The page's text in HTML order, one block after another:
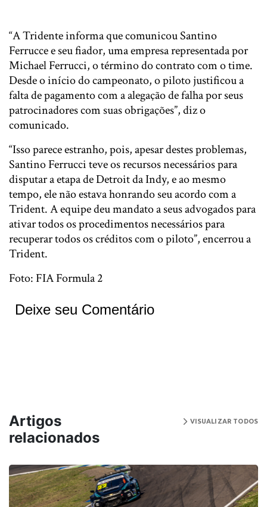
“A Tridente informa que comunicou Santino
Ferrucce e seu fiador, uma empresa representada por
Michael Ferrucci, o término do contrato com o time.
Desde o início do campeonato, o piloto justificou a
falta de pagamento com a alegação de falha por seus
patrocinadores com suas obrigações”, diz o
comunicado.
“Isso parece estranho, pois, apesar destes problemas,
Santino Ferrucci teve os recursos necessários para
disputar a etapa de Detroit da Indy, e ao mesmo
tempo, ele não estava honrando seu acordo com a
Trident. A equipe deu mandato a seus advogados para
ativar todos os procedimentos necessários para
recuperar todos os créditos com o piloto”, encerrou a
Trident.
Foto: FIA Formula 2
Deixe seu Comentário
Artigos
relacionados
VISUALIZAR TODOS